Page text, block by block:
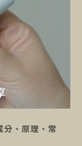
分、原理、常